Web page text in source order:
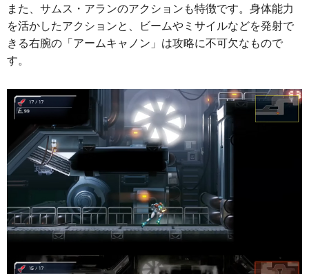
また、サムス・アランのアクションも特徴です。身体能力
を活かしたアクションと、ビームやミサイルなどを発射で
きる右腕の「アームキャノン」は攻略に不可欠なもので
す。